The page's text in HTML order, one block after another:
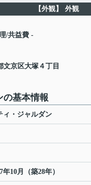
【外観】 外観
/共益費 -
文京区大塚 ４丁目
の基本情報
ィ・ジャルダン
年10月（築28年）